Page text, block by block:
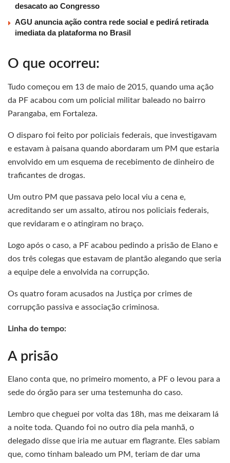
desacato ao Congresso
AGU anuncia ação contra rede social e pedirá retirada
imediata da plataforma no Brasil
O que ocorreu:
Tudo começou em 13 de maio de 2015, quando uma ação
da PF acabou com um policial militar baleado no bairro
Parangaba, em Fortaleza.
O disparo foi feito por policiais federais, que investigavam
e estavam à paisana quando abordaram um PM que estaria
envolvido em um esquema de recebimento de dinheiro de
traficantes de drogas.
Um outro PM que passava pelo local viu a cena e,
acreditando ser um assalto, atirou nos policiais federais,
que revidaram e o atingiram no braço.
Logo após o caso, a PF acabou pedindo a prisão de Elano e
dos três colegas que estavam de plantão alegando que seria
a equipe dele a envolvida na corrupção.
Os quatro foram acusados na Justiça por crimes de
corrupção passiva e associação criminosa.
Linha do tempo:
A prisão
Elano conta que, no primeiro momento, a PF o levou para a
sede do órgão para ser uma testemunha do caso.
Lembro que cheguei por volta das 18h, mas me deixaram lá
a noite toda. Quando foi no outro dia pela manhã, o
delegado disse que iria me autuar em flagrante. Eles sabiam
que, como tinham baleado um PM, teriam de dar uma